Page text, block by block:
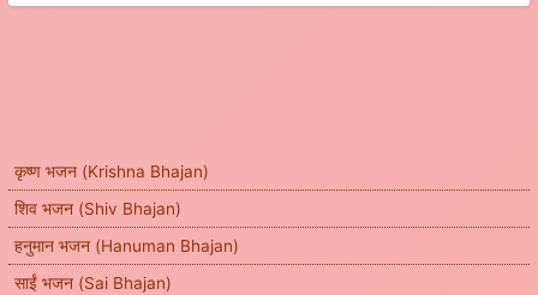
कृष्ण भजन (Krishna Bhajan)
शिव भजन (Shiv Bhajan)
हनुमान भजन (Hanuman Bhajan)
साईं भजन (Sai Bhajan)